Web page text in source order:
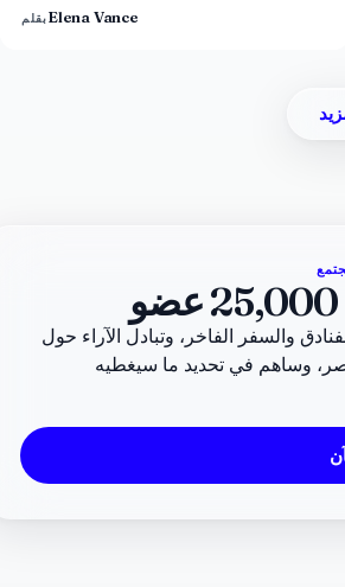
بقلمElena Vance
والسفر الفاخر، وتبادل الآراء حول